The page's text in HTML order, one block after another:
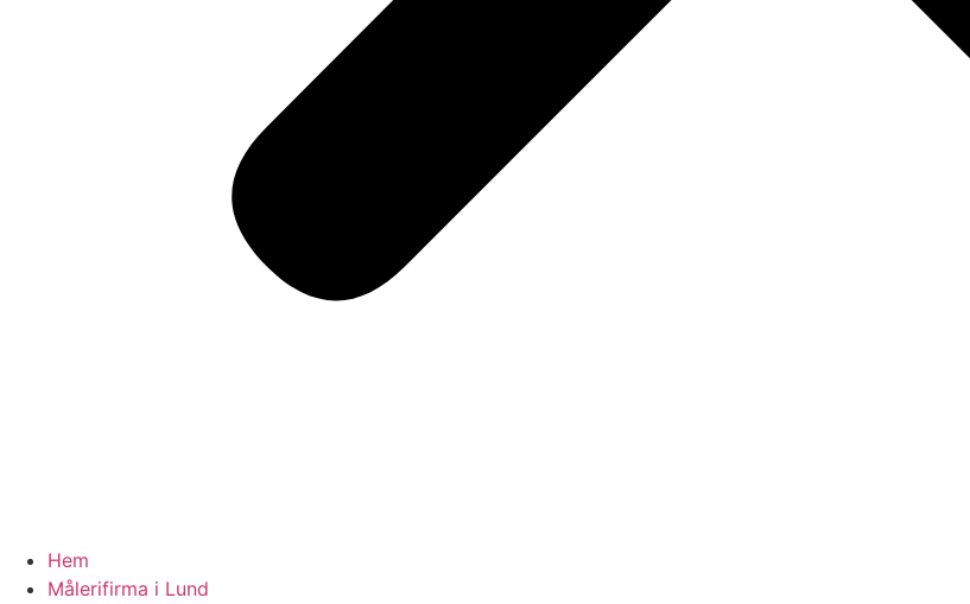
Hem
Målerifirma i Lund